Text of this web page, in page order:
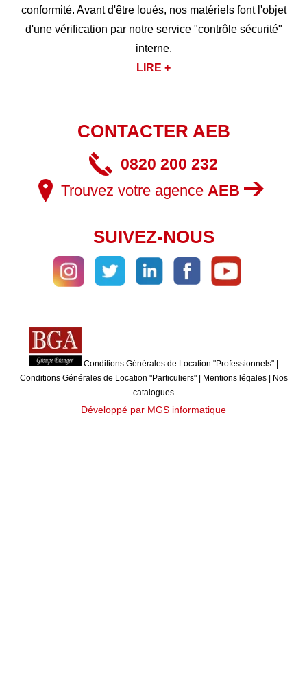
conformité. Avant d'être loués, nos matériels font l'objet
d'une vérification par notre service "contrôle sécurité"
interne.
LIRE +
CONTACTER AEB
0820 200 232
Trouvez votre agence AEB
SUIVEZ-NOUS
Conditions Générales de Location "Professionnels" |
Conditions Générales de Location "Particuliers"| Mentions légales| Nos
catalogues
Développé par MGS informatique